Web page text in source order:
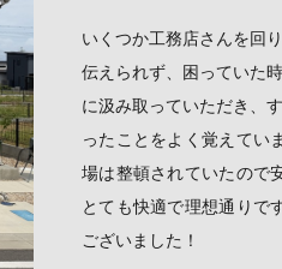
いくつか工務店さんを回
伝えられず、困っていた
に汲み取っていただき、
ったことをよく覚えてい
場は整頓されていたので
とても快適で理想通りで
ございました！